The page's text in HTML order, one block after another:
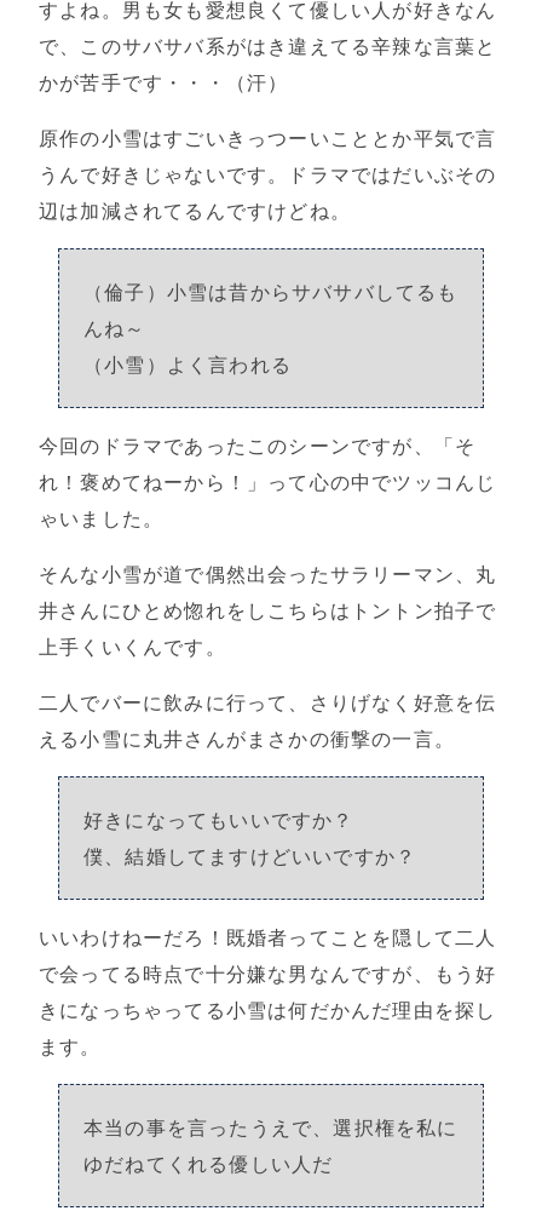
すよね。男も女も愛想良くて優しい人が好きなん
で、このサバサバ系がはき違えてる辛辣な言葉と
かが苦手です・・・（汗）
原作の小雪はすごいきっつーいこととか平気で言
うんで好きじゃないです。ドラマではだいぶその
辺は加減されてるんですけどね。
（倫子）小雪は昔からサバサバしてるも
んね～
（小雪）よく言われる
今回のドラマであったこのシーンですが、「そ
れ！褒めてねーから！」って心の中でツッコんじ
ゃいました。
そんな小雪が道で偶然出会ったサラリーマン、丸
井さんにひとめ惚れをしこちらはトントン拍子で
上手くいくんです。
二人でバーに飲みに行って、さりげなく好意を伝
える小雪に丸井さんがまさかの衝撃の一言。
好きになってもいいですか？
僕、結婚してますけどいいですか？
いいわけねーだろ！既婚者ってことを隠して二人
で会ってる時点で十分嫌な男なんですが、もう好
きになっちゃってる小雪は何だかんだ理由を探し
ます。
本当の事を言ったうえで、選択権を私に
ゆだねてくれる優しい人だ